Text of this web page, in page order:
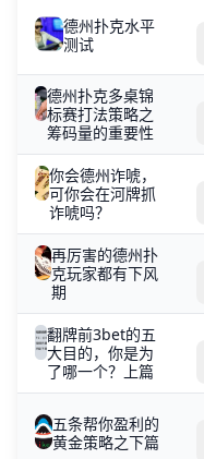
德州扑克水平
测试
德州扑克多桌锦
标赛打法策略之
筹码量的重要性
你会德州诈唬，
可你会在河牌抓
诈唬吗？
再厉害的德州扑
克玩家都有下风
期
翻牌前3bet的五
大目的，你是为
了哪一个？上篇
五条帮你盈利的
黄金策略之下篇